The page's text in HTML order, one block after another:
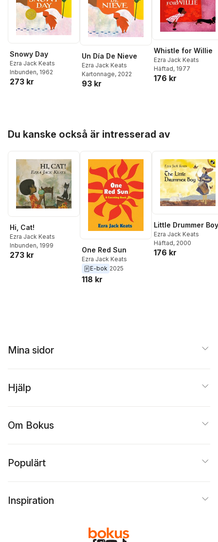
Snowy Day
Ezra Jack Keats
Inbunden, 1962
273 kr
Un Día De Nieve
Ezra Jack Keats
Kartonnage, 2022
93 kr
Whistle for Willie
Ezra Jack Keats
Häftad, 1977
176 kr
Du kanske också är intresserad av
Hi, Cat!
Ezra Jack Keats
Inbunden, 1999
273 kr
One Red Sun
Ezra Jack Keats
E-bok 2025
118 kr
Little Drummer Boy
Ezra Jack Keats
Häftad, 2000
176 kr
Mina sidor
Hjälp
Om Bokus
Populärt
Inspiration